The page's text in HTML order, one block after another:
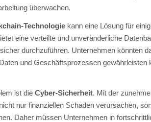
überwachen.
Technologie kann eine Lösung für
eine verteilte und unveränderliche
durchzuführen. Unternehmen könnten
und Geschäftsprozessen gewährleisten
ist die Cyber-Sicherheit. Mit der
nur finanziellen Schaden verursachen,
Daher müssen Unternehmen in